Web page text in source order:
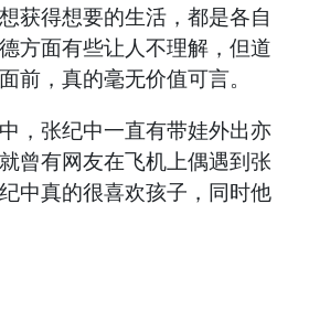
获得想要的生活，都是各自
方面有些让人不理解，但道
前，真的毫无价值可言。
，张纪中一直有带娃外出亦
曾有网友在飞机上偶遇到张
中真的很喜欢孩子，同时他